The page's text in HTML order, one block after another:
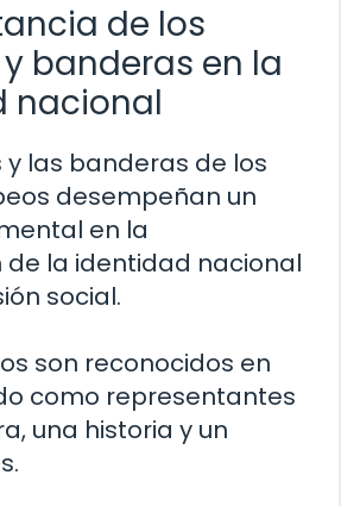
de los
banderas en la
nacional
y las banderas de los
desempeñan un
en la
de la identidad nacional
social.
son reconocidos en
como representantes
una historia y un